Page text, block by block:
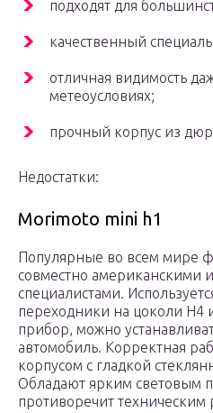
подходят для
качественный
отличная видимость
метеоусловиях;
прочный корпус из
Недостатки:
Morimoto mini h1
Популярные во всем мире
совместно американскими
специалистами.
переходники на цоколи Н4
прибор, можно
автомобиль. Корректная
корпусом с гладкой
Обладают ярким световым
противоречит техническим